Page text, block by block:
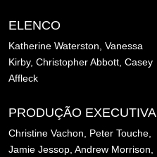
ELENCO
Katherine Waterston, Vanessa
Kirby, Christopher Abbott, Casey
Affleck
PRODUÇÃO EXECUTIVA
Christine Vachon, Peter Touche,
Jamie Jessop, Andrew Morrison,